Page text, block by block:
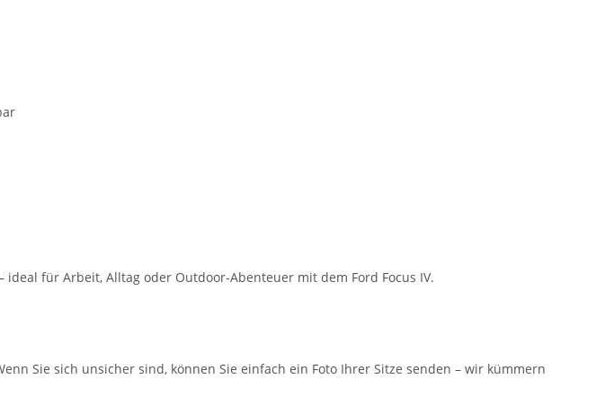
für Arbeit, Alltag oder Outdoor-Abenteuer mit dem Ford Focus IV.
Sie sich unsicher sind, können Sie einfach ein Foto Ihrer Sitze senden – wir kümmern